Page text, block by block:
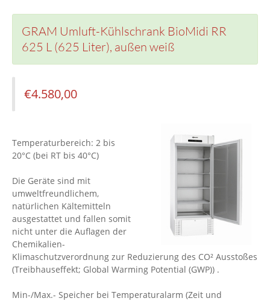
GRAM Umluft-Kühlschrank BioMidi RR
625 L (625 Liter), außen weiß
€4.580,00
Temperaturbereich: 2 bis
20°C (bei RT bis 40°C)
Die Geräte sind mit
umweltfreundlichem,
natürlichen Kältemitteln
ausgestattet und fallen somit
nicht unter die Auflagen der
Chemikalien-
Klimaschutzverordnung zur Reduzierung des CO² Ausstoßes
(Treibhauseffekt; Global Warming Potential (GWP)) .
Min-/Max.- Speicher bei Temperaturalarm (Zeit und